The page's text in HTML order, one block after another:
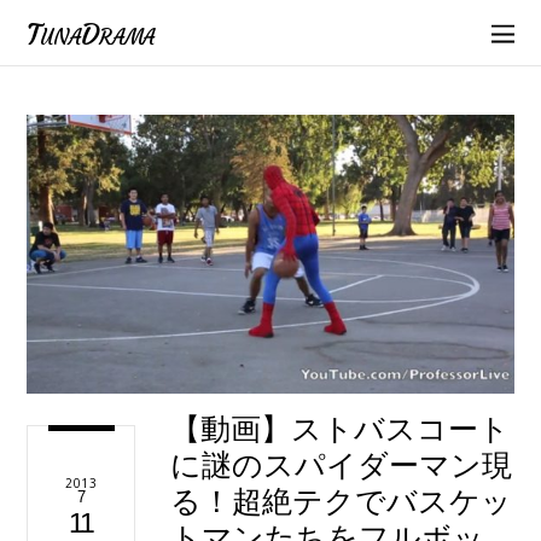
TunaDrama
2013
7
11
【動画】ストバスコート
に謎のスパイダーマン現
る！超絶テクでバスケッ